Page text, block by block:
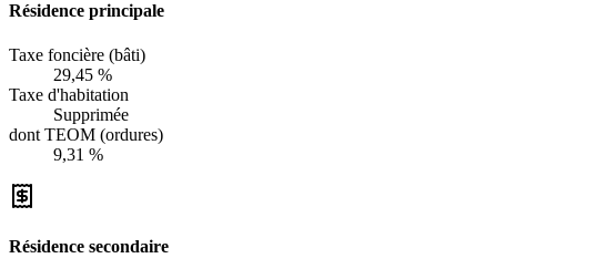
Résidence principale
Taxe foncière (bâti)
29,45 %
Taxe d'habitation
Supprimée
dont TEOM (ordures)
9,31 %
Résidence secondaire